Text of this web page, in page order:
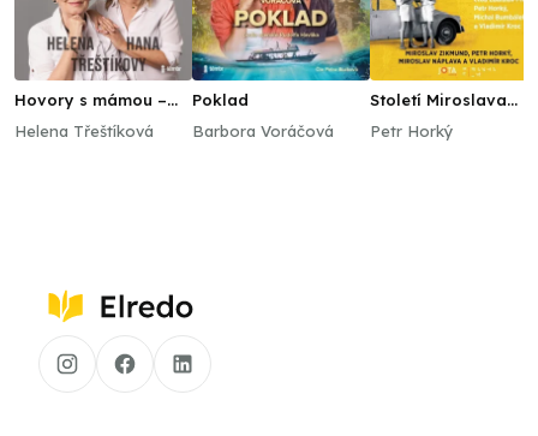
Hovory s mámou –
dcery s matkou
Helena Třeštíková
Poklad
Barbora Voráčová
Století Miroslava
Petr Horký